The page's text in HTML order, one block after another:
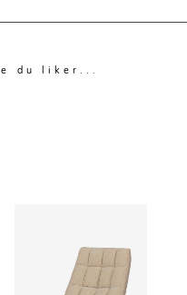
du liker...